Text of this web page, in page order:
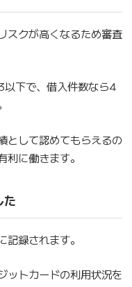
スクが高くなるため審査
下で、借入件数なら4
として認めてもらえるの
に働きます。
た
録されます。
ットカードの利用状況を